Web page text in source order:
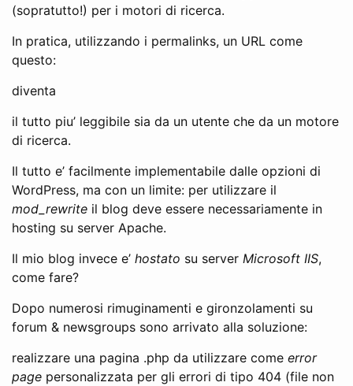
(sopratutto!) per i motori di ricerca.
In pratica, utilizzando i permalinks, un URL come
questo:
diventa
il tutto piu’ leggibile sia da un utente che da un motore
di ricerca.
Il tutto e’ facilmente implementabile dalle opzioni di
WordPress, ma con un limite: per utilizzare il
mod_rewrite il blog deve essere necessariamente in
hosting su server Apache.
Il mio blog invece e’ hostato su server Microsoft IIS,
come fare?
Dopo numerosi rimuginamenti e gironzolamenti su
forum & newsgroups sono arrivato alla soluzione:
realizzare una pagina .php da utilizzare come error
page personalizzata per gli errori di tipo 404 (file non